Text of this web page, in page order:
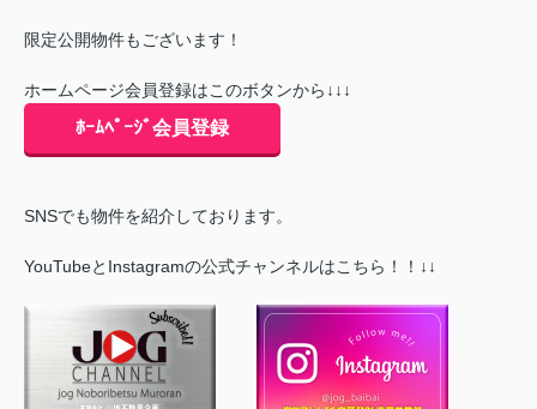
限定公開物件もございます！
ホームページ会員登録はこのボタンから↓↓↓
ﾎｰﾑﾍﾟｰｼﾞ会員登録
SNSでも物件を紹介しております。
YouTubeとInstagramの公式チャンネルはこちら！！↓↓